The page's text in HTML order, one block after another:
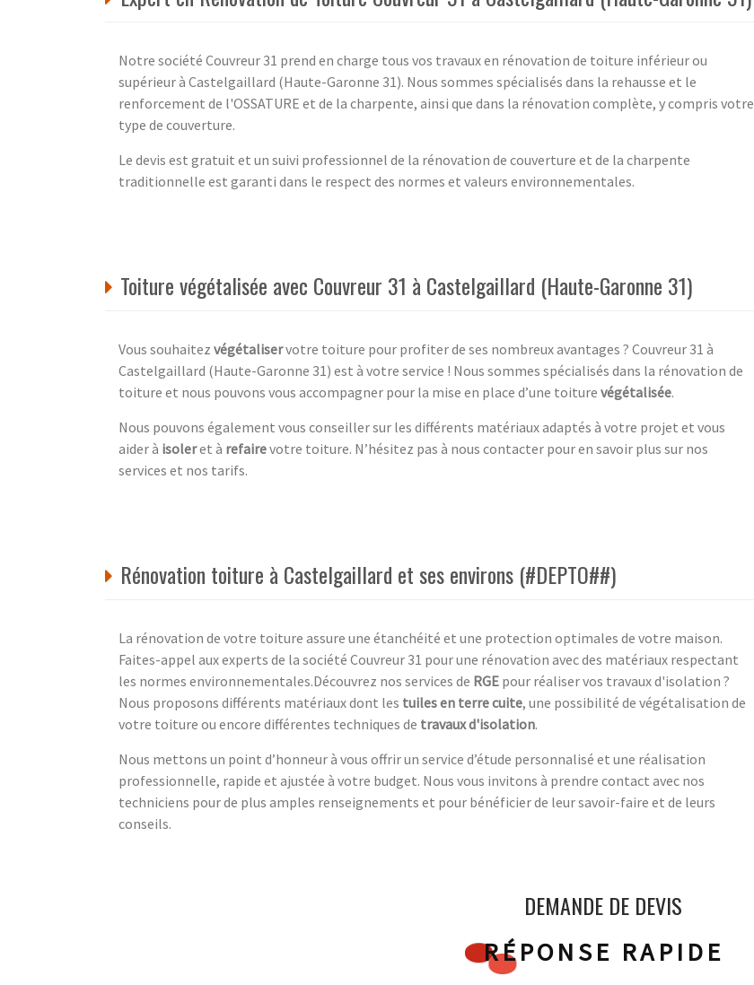
Notre société Couvreur 31 prend en charge tous vos travaux en rénovation de toiture inférieur ou
supérieur à Castelgaillard (Haute-Garonne 31). Nous sommes spécialisés dans la rehausse et le
renforcement de l'OSSATURE et de la charpente, ainsi que dans la rénovation complète, y compris votre
type de couverture.
Le devis est gratuit et un suivi professionnel de la rénovation de couverture et de la charpente
traditionnelle est garanti dans le respect des normes et valeurs environnementales.
Toiture végétalisée avec Couvreur 31 à Castelgaillard (Haute-Garonne 31)
Vous souhaitez végétaliservotre toiture pour profiter de ses nombreux avantages ? Couvreur 31 à
Castelgaillard (Haute-Garonne 31) est à votre service ! Nous sommes spécialisés dans la rénovation de
toiture et nous pouvons vous accompagner pour la mise en place d’une toiture végétalisée.
Nous pouvons également vous conseiller sur les différents matériaux adaptés à votre projet et vous
aider à isoleret à refairevotre toiture. N’hésitez pas à nous contacter pour en savoir plus sur nos
services et nos tarifs.
Rénovation toiture à Castelgaillard et ses environs (#DEPTO##)
La rénovation de votre toiture assure une étanchéité et une protection optimales de votre maison.
Faites-appel aux experts de la société Couvreur 31 pour une rénovation avec des matériaux respectant
les normes environnementales.Découvrez nos services de RGE pour réaliser vos travaux d'isolation ?
Nous proposons différents matériaux dont les tuiles en terre cuite, une possibilité de végétalisation de
votre toiture ou encore différentes techniques de travaux d'isolation.
Nous mettons un point d’honneur à vous offrir un service d’étude personnalisé et une réalisation
professionnelle, rapide et ajustée à votre budget. Nous vous invitons à prendre contact avec nos
techniciens pour de plus amples renseignements et pour bénéficier de leur savoir-faire et de leurs
conseils.
DEMANDE DE DEVIS
RÉPONSE RAPIDE